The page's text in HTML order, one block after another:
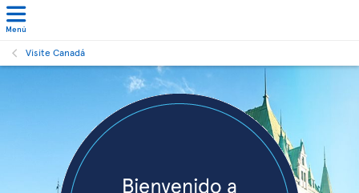
Menú
Visite Canadá